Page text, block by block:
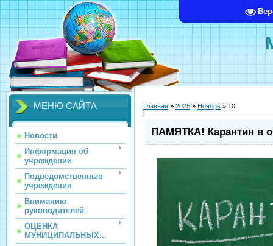
МЕНЮ САЙТА
Новости
Информация об
учреждении
Подведомственные
учреждения
Вниманию
руководителей
ОЦЕНКА
МУНИЦИПАЛЬНЫХ...
Главная » 2025 » Ноябрь » 10
ПАМЯТКА! Карантин в